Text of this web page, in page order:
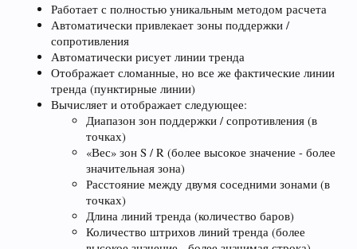
Работает с полностью уникальным методом расчета
Автоматически привлекает зоны поддержки /
сопротивления
Автоматически рисует линии тренда
Отображает сломанные, но все же фактические линии
тренда (пунктирные линии)
Вычисляет и отображает следующее:
Диапазон зон поддержки / сопротивления (в
точках)
«Вес» зон S / R (более высокое значение - более
значительная зона)
Расстояние между двумя соседними зонами (в
точках)
Длина линий тренда (количество баров)
Количество штрихов линий тренда (более